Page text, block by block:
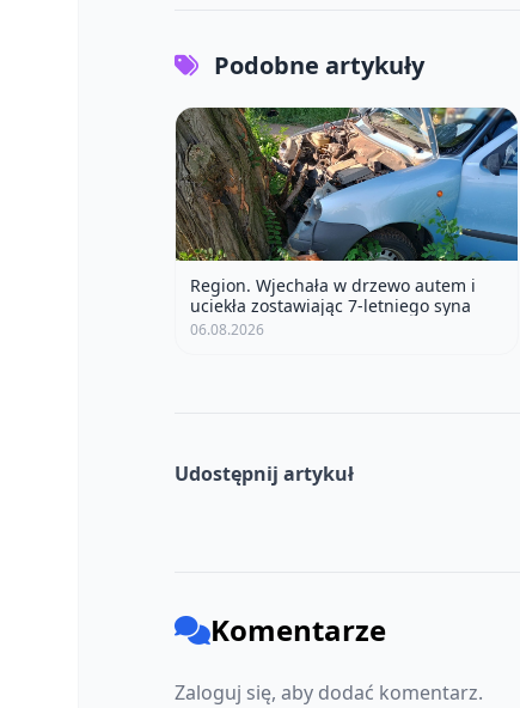
Podobne artykuły
Region. Wjechała w drzewo autem i
uciekła zostawiając 7-letniego syna
06.08.2026
Udostępnij artykuł
Komentarze
Zaloguj się, aby dodać komentarz.